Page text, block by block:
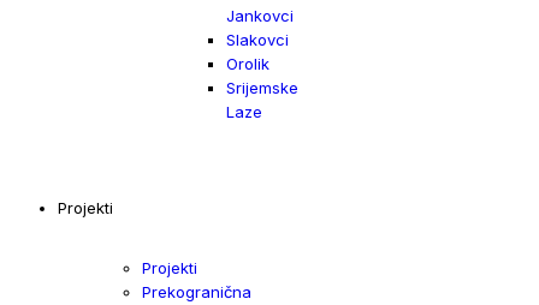
Jankovci
Slakovci
Orolik
Srijemske
Laze
Projekti
Projekti
Prekogranična